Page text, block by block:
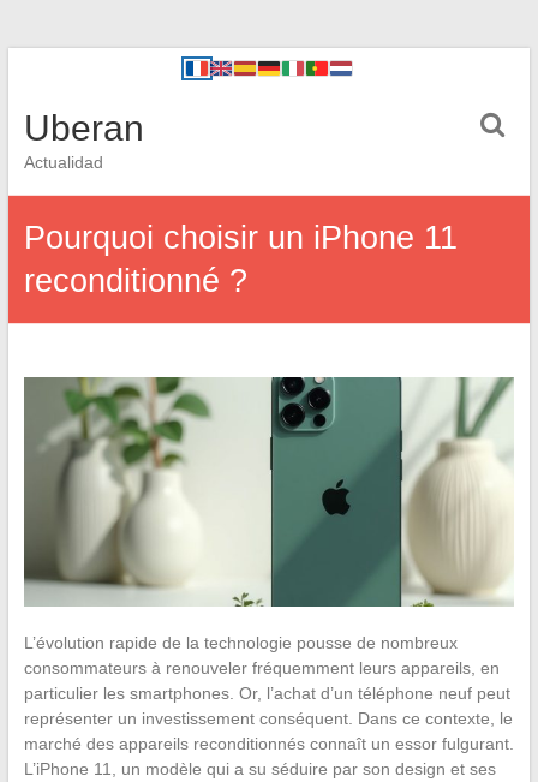
Uberan
Actualidad
Pourquoi choisir un iPhone 11
reconditionné ?
L’évolution rapide de la technologie pousse de nombreux
consommateurs à renouveler fréquemment leurs appareils, en
particulier les smartphones. Or, l’achat d’un téléphone neuf peut
représenter un investissement conséquent. Dans ce contexte, le
marché des appareils reconditionnés connaît un essor fulgurant.
L’iPhone 11, un modèle qui a su séduire par son design et ses